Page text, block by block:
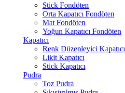
Stick Fondöten
Orta Kapatıcı Fondöten
Mat Fondöten
Yoğun Kapatıcı Fondöten
Kapatıcı
Renk Düzenleyici Kapatıcı
Likit Kapatıcı
Stick Kapatıcı
Pudra
Toz Pudra